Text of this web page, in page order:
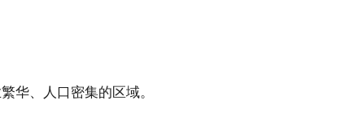
华、人口密集的区域。